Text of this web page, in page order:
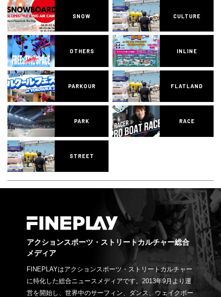
SNOW CULTURE
OTHERS INLINE
PARKOUR FLATLAND
PARK RACE
STREET
アクションスポーツ・ストリートカルチャー総合
メディア
FINEPLAYはアクションスポーツ・ストリートカルチャー
に特化した総合ニュースメディアです。2013年9月より運
営を開始し、世界中のサーフィン、ダンス、ウェイクボー